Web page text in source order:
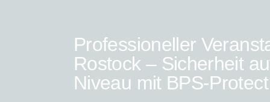
Professioneller
Rostock – Sicherheit
Niveau mit BPS-Protect